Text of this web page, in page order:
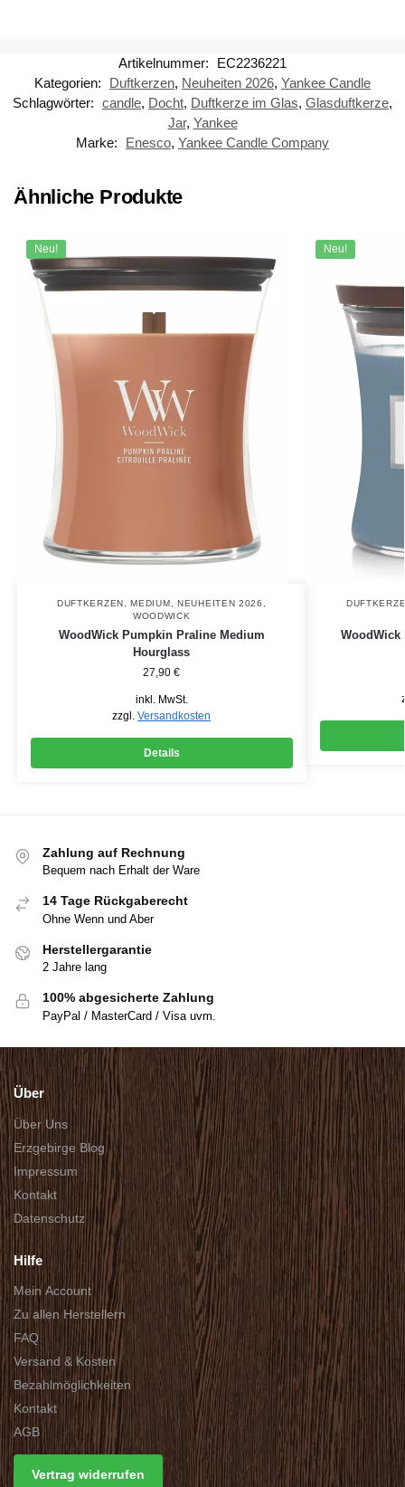
Artikelnummer:
EC2236221
Kategorien:
Duftkerzen, Neuheiten 2026, Yankee Candle
Schlagwörter: candle, Docht, Duftkerze im Glas, Glasduftkerze,
Jar, Yankee
Marke:
Enesco, Yankee Candle Company
Ähnliche Produkte
Neu!
DUFTKERZEN ,MEDIUM NEUHEITEN 2026
WOODWICK
WoodWick Pumpkin Praline Medium
Hourglass
27,90€
inkl. MwSt.
zzgl.Versandkosten
Details
Neu!
WoodWick
Zahlung auf Rechnung
Bequem nach Erhalt der Ware
14 Tage Rückgaberecht
Ohne Wenn und Aber
Herstellergarantie
2 Jahre lang
100% abgesicherte Zahlung
PayPal / MasterCard / Visa uvm.
Über
Über Uns
Erzgebirge Blog
Impressum
Kontakt
Datenschutz
Hilfe
Mein Account
Zu allen Herstellern
FAQ
Versand & Kosten
Bezahlmöglichkeiten
Kontakt
AGB
Vertrag widerrufen